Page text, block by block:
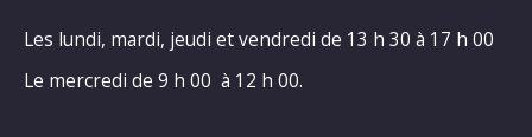
Les lundi, mardi, jeudi et vendredi de 13 h 30 à 17 h 00
Le mercredi de 9 h 00 à 12 h 00.